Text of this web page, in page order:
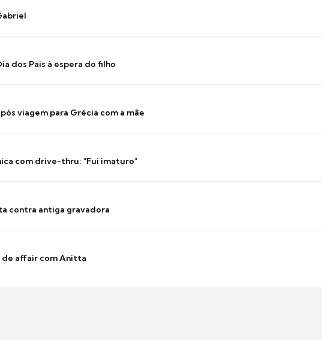
dos Pais à espera do filho
viagem para Grécia com a mãe
com drive-thru: "Fui imaturo"
contra antiga gravadora
de affair com Anitta